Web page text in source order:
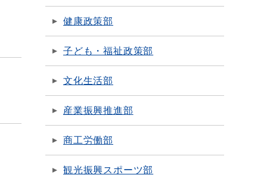
健康政策部
子ども・福祉政策部
文化生活部
産業振興推進部
商工労働部
観光振興スポーツ部